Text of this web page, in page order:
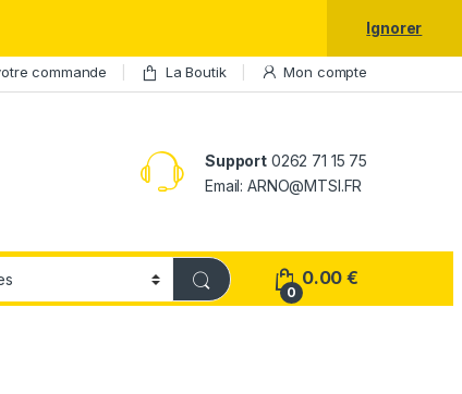
commande La Boutik Mon compte
Support0262 71 15 75
Email: ARNO@MTSI.FR
0
0.00€
Ignorer